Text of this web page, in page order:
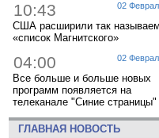
02
10:43
США расширили так
«список Магнитского»
02
04:00
Все больше и больше новых
программ появляется на
телеканале "Синие страницы"
ГЛАВНАЯ НОВОСТЬ